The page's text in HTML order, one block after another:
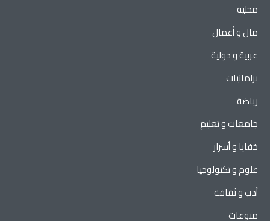
محلية
مال و أعمال
عربية و دولية
برلمانيات
رياضة
جامعات و تعليم
خفايا و أسرار
علوم و تكنولوجيا
أدب و ثقافة
منوعات